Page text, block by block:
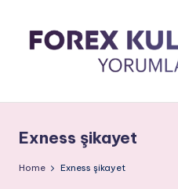
Exness şikayet
Home Exness şikayet